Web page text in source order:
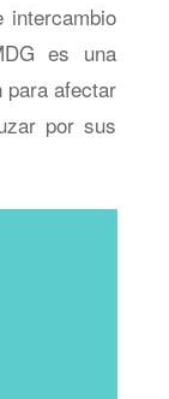
intercambio
es una
para afectar
por sus